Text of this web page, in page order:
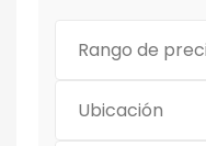
Rango de
Ubicación